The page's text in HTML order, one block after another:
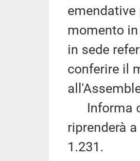
emendative
momento
in sede
conferire il
Informa
riprenderà
1.231.